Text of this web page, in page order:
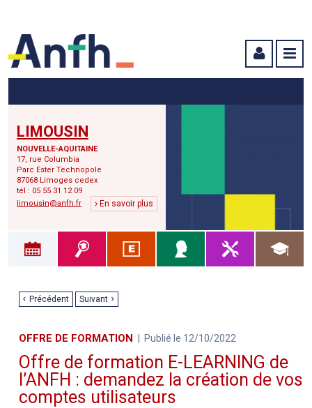
LIMOUSIN
NOUVELLE-AQUITAINE
17, rue Columbia
Parc Ester Technopole
87068 Limoges cedex
tél : 05 55 31 12 09
limousin@anfh.fr
En savoir plus
Précédent Suivant
OFFRE DE FORMATION Publié le 12/10/2022
Offre de formation E-LEARNING de
l’ANFH : demandez la création de vos
comptes utilisateurs